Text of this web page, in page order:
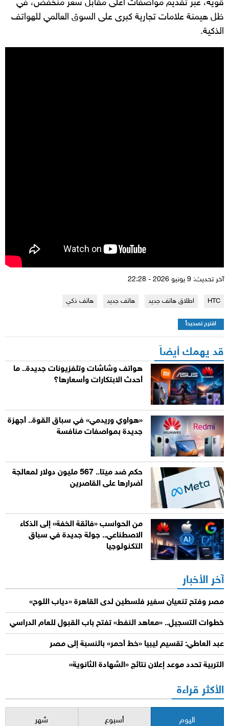
قوية، عبر تقديم مواصفات أعلى مقابل سعر منخفض، في
ظل هيمنة علامات تجارية كبرى على السوق العالمي للهواتف
الذكية.
آخر تحديث: 9 يونيو 2026 - 22:28
HTC اطلاق هاتف جديد هاتف جديد هاتف ذكي
اقترح تصحيحاً
قد يهمك أيضاً
هواتف وشاشات وتلفزيونات جديدة.. ما
أحدث الابتكارات وأسعارها؟
«هواوي وريدمي» في سباق القوة.. أجهزة
جديدة بمواصفات منافسة
حكم ضد ميتا.. 567 مليون دولار لمعالجة
أضرارها على القاصرين
من الحواسب «فائقة الخفة» إلى الذكاء
الاصطناعي.. جولة جديدة في سباق
التكنولوجيا
آخر الأخبار
مصر وفتح تنعيان سفير فلسطين لدى القاهرة «دياب اللوح»
خطوات التسجيل.. «معاهد النفط» تفتح باب القبول للعام الدراسي
عبد العاطي: تقسيم ليبيا «خط أحمر» بالنسبة إلى مصر
التربية تحدد موعد إعلان نتائج «الشهادة الثانوية»
الأكثر قراءة
اليوم أسبوع شهر